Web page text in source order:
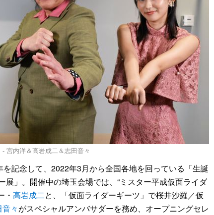
宮内洋＆高岩成二＆志田音々
記念して、2022年3月から全国各地を回っている「生誕
」。開催中の埼玉会場では、“ミスター平成仮面ライダ
・ 高岩成二と、「仮面ライダーギーツ」で桜井沙羅／仮
々がスペシャルアンバサダーを務め、オープニングセレ